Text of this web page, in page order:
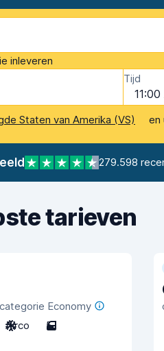
inleveren
Tijd
11:00
Staten van Amerika (VS) en
279.598
tarieven
Economy
Airco 5